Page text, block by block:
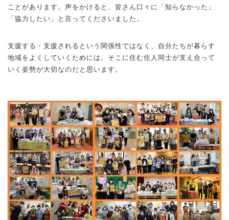
ことがあります。声をかけると、皆さん口々に「知らなかった」
「協力したい」と言ってくださいました。
支援する・支援されるという関係性ではなく、自分たちが暮らす
地域をよくしていくためには、そこに住む住人同士が支え合って
いく姿勢が大切なのだと思います。